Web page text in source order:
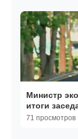
Министр
итоги
Чолпон-Ате
71 просмотров